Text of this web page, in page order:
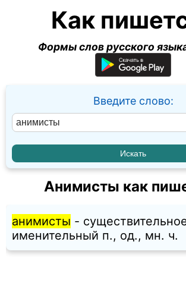
Как
Формы слов русского
Введите слово:
Анимисты как
анимисты -
именительный п., од., мн. ч.